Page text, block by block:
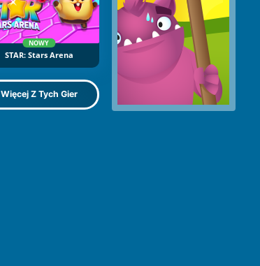
NOWY
STAR: Stars Arena
Więcej Z Tych Gier